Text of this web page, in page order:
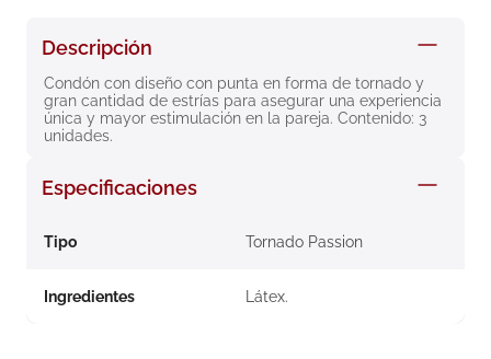
Descripción
Condón con diseño con punta en forma de tornado y
gran cantidad de estrías para asegurar una experiencia
única y mayor estimulación en la pareja. Contenido: 3
unidades.
Especificaciones
Tipo Tornado Passion
Ingredientes Látex.
roche posay
9. pañales
10.nivea